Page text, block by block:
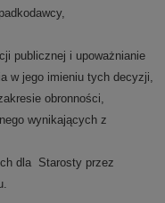
publicznej i upoważnianie
w jego imieniu tych decyzji,
obronności,
wynikających z
dla Starosty przez